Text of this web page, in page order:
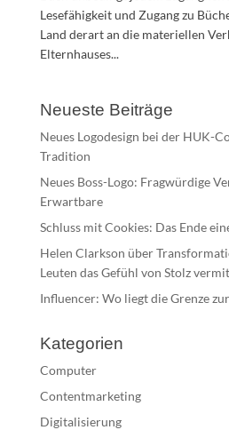
Lesefähigkeit und Zugang zu
Land derart an die materiellen
Elternhauses...
Neueste Beiträge
Neues Logodesign bei der HUK-
Tradition
Neues Boss-Logo: Fragwürdige
Erwartbare
Schluss mit Cookies: Das Ende
Helen Clarkson über
Leuten das Gefühl von Stolz
Influencer: Wo liegt die Grenze
Kategorien
Computer
Contentmarketing
Digitalisierung